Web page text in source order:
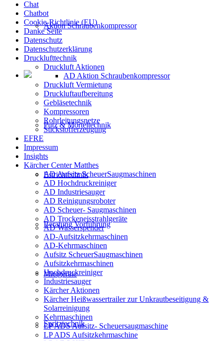
Aktion Schraubenkompressor
Putz & Mörteltechnik
Estrichtechnik
Beratung Vorführung
Mietgeräte
Spritztechnik
Chat
Chatbot
Cookie-Richtlinie (EU)
Danke Seite
Datenschutz
Datenschutzerklärung
Drucklufttechnik
Druckluft Aktionen
AD Aktion Schraubenkompressor
Druckluft Vermietung
Druckluftaufbereitung
Gebläsetechnik
Kompressoren
Rohrleitungsnetze
Stickstofferzeugung
EFRE
Impressum
Insights
Kärcher Center Matthes
AD Aufsitz ScheuerSaugmaschinen
AD Hochdruckreiniger
AD Industriesauger
AD Reinigungsroboter
AD Scheuer- Saugmaschinen
AD Trockeneisstrahlgeräte
AD Wasserspender
AD-Aufsitzkehrmaschinen
AD-Kehrmaschinen
Aufsitz ScheuerSaugmaschinen
Aufsitzkehrmaschinen
Hochdruckreiniger
Industriesauger
Kärcher Aktionen
Kärcher Heißwassertrailer zur Unkrautbeseitigung &
Solarreinigung
Kehrmaschinen
LP ADS Aufsitz- Scheuersaugmaschine
LP ADS Aufsitzkehrmaschine